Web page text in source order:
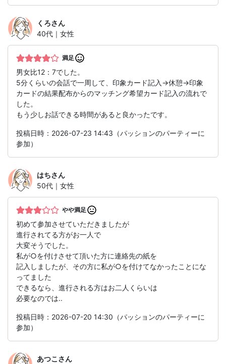
くろさん
40代｜女性
満足
男女比12：7でした。
5分くらいの会話で一周して、印象カード記入→休憩→印象
カードの結果配布からのマッチング希望カード記入の流れで
した。
もう少しお話できる時間があると良かったです。
投稿日時：2026-07-23 14:43（パッションのパーティーに
参加）
はちさん
50代｜女性
やや満足
初めて参加させていただきましたが
進行されてる方がお一人で
大変そうでした。
私が○を付けさせて頂いた方に連絡先の紙を
記入しましたが、その方に私が○を付けてなかったことにな
ってました
できるなら、進行される方はお二人くらいは
必要なのでは..
投稿日時：2026-07-20 14:30（パッションのパーティーに
参加）
あつこ さん